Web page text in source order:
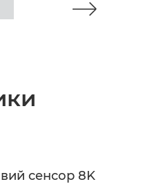
сенсор 8K